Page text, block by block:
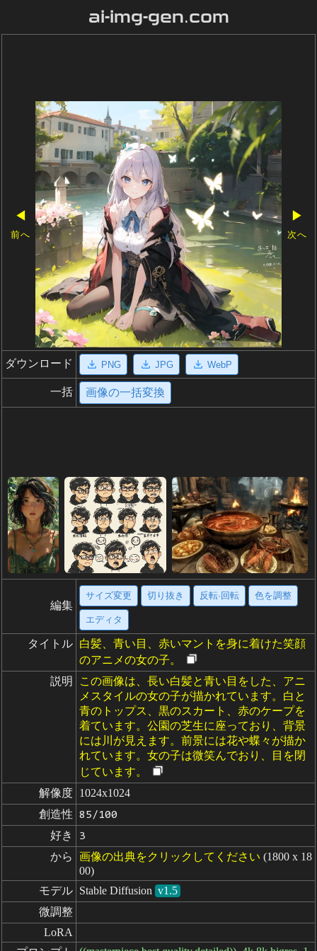
ai-img-gen.com
◀
前へ
▶
次へ
ダウンロード PNG JPG WebP
一括 画像の一括変換
編集
サイズ変更 切り抜き 反転·回転 色を調整
エディタ
タイトル 白髪、青い目、赤いマントを身に着けた笑顔
のアニメの女の子。
説明
この画像は、長い白髪と青い目をした、アニ
メスタイルの女の子が描かれています。白と
青のトップス、黒のスカート、赤のケープを
着ています。公園の芝生に座っており、背景
には川が見えます。前景には花や蝶々が描か
れています。女の子は微笑んでおり、目を閉
じています。
解像度 1024x1024
創造性
85/100
好き 3
から 画像の出典をクリックしてください (1800 x 18
00)
モデル Stable Diffusion v1.5
微調整
LoRA